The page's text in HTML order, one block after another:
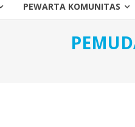
PEWARTA KOMUNITAS